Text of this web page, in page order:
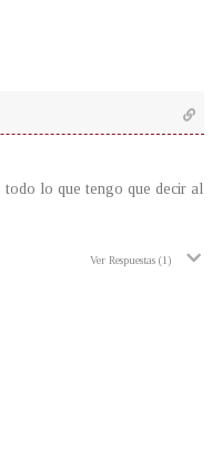
lo que tengo que decir al
Ver Respuestas (1)